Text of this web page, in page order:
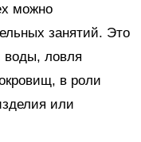
можно
занятий. Это
воды, ловля
в роли
или